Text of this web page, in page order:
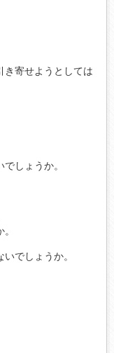
き寄せようとしては
しょうか。
でしょうか。